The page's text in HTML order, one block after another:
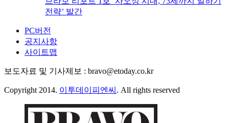
전략’ 발간
PC버전
공지사항
사이트맵
보도자료 및 기사제보 : bravo@etoday.co.kr
Copyright 2014. 이투데이피엔씨 . All rights reserved